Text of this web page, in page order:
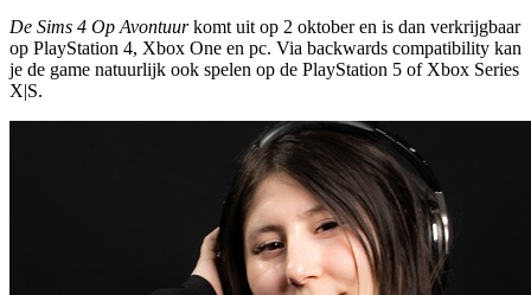
De Sims 4 Op Avontuurkomt uit op 2 oktober en is dan verkrijgbaar
op PlayStation 4, Xbox One en pc. Via backwards compatibility kan
je de game natuurlijk ook spelen op de PlayStation 5 of Xbox Series
X|S.